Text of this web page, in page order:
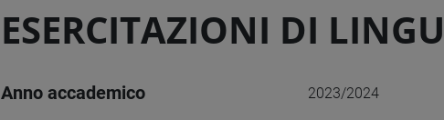
ESERCITAZIONI DI
Anno accademico 2023/2024